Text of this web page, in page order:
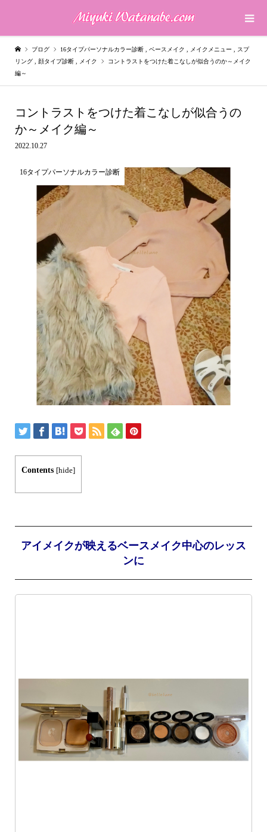
ブログ 16タイプパーソナルカラー診断 ベースメイク メイクメニュー
スプ
リング
顔タイプ診断 メイク
コントラストをつけた着こなしが似合うのか～メイク
編～
コントラストをつけた着こなしが似合うの
か～メイク編～
2022.10.27
16タイプパーソナルカラー診断
Contents [hide]
アイメイクが映えるベースメイク中心のレッス
ンに